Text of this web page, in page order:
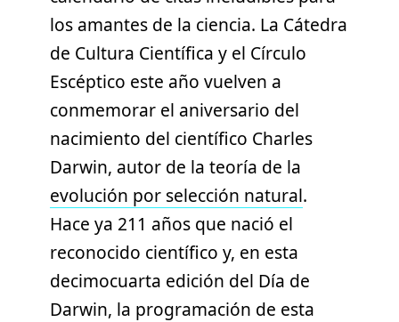
los amantes de la ciencia. La Cátedra
de Cultura Científica y el Círculo
Escéptico este año vuelven a
conmemorar el aniversario del
nacimiento del científico Charles
Darwin, autor de la teoría de la
evolución por selección natural.
Hace ya 211 años que nació el
reconocido científico y, en esta
decimocuarta edición del Día de
Darwin, la programación de esta